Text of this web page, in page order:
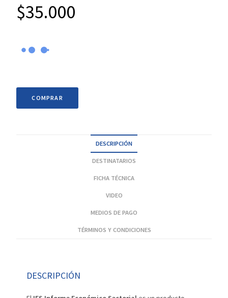
$35.000
COMPRAR
DESCRIPCIÓN
DESTINATARIOS
FICHA TÉCNICA
VIDEO
MEDIOS DE PAGO
TÉRMINOS Y CONDICIONES
DESCRIPCIÓN